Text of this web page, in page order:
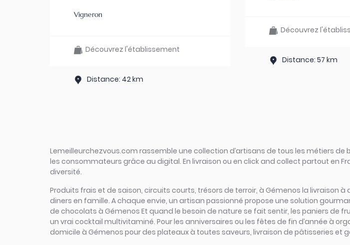
Vigneron
Découvrez l'établissement
Distance: 42 km
Découvrez
Distance: 57 km
Lemeilleurchezvous.com rassemble une collection d’artisans de tous les métiers
les consommateurs grâce au digital. En livraison ou en click and collect partout en
diversité.
Produits frais et de saison, circuits courts, trésors de terroir, à Gémenos la livraison
diners en famille. A chaque envie, un artisan passionné propose une solution
de chocolats à Gémenos Et quand le besoin de nature se fait sentir, les paniers de
un vrai cocktail multivitaminé. Pour les anniversaires ou les fêtes de fin d’année à
domicile à Gémenos pour des plateaux à toutes saveurs, livraison de pâtisseries et